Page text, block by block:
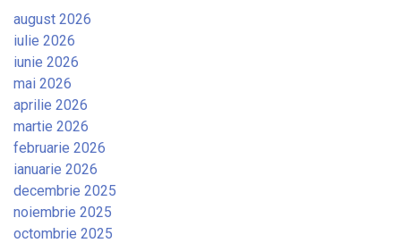
august 2026
iulie 2026
iunie 2026
mai 2026
aprilie 2026
martie 2026
februarie 2026
ianuarie 2026
decembrie 2025
noiembrie 2025
octombrie 2025